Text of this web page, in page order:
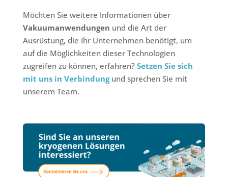
Möchten Sie weitere Informationen über
Vakuumanwendungen und die Art der
Ausrüstung, die Ihr Unternehmen benötigt, um
auf die Möglichkeiten dieser Technologien
zugreifen zu können, erfahren? Setzen Sie sich
mit uns in Verbindung und sprechen Sie mit
unserem Team.